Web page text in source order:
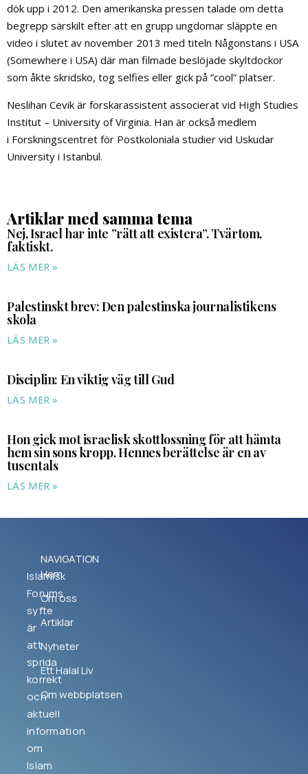
dök upp i 2012. Den amerikanska pressen talade om detta
begrepp särskilt efter att en grupp ungdomar släppte en
video i slutet av november 2013 med titeln Någonstans i USA
(Somewhere i USA) där man filmade beslöjade skyltdockor
som åkte skridsko, tog selfies eller gick på ”cool” platser.
Neslihan Cevik är forskarassistent associerat vid High Studies
Institut – University of Virginia. Han är också medlem
i Forskningscentret för Postkoloniala studier vid Uskudar
University i Istanbul.
Artiklar med samma tema
Nej, Israel har inte ”rätt att existera”. Tvärtom,
faktiskt.
LÄS MER »
Palestinskt brev: Den palestinska journalistikens
skola
LÄS MER »
Disciplin: En viktig väg till Gud
LÄS MER »
Hon gick mot israelisk skottlossning för att hämta
hem sin sons kropp. Hennes berättelse är en av
tusentals
LÄS MER »
Islamisk
Forums
syfte
är
att
sprida
korrekt
och
aktuell
information
om
Islam
NAVIGATION
Hem
Om oss
Artiklar
Nyheter
Ett Halal Liv
Om webbplatsen